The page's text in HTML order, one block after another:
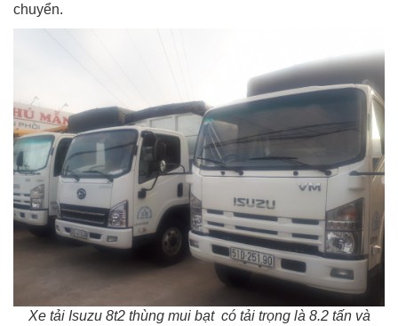
chuyển.
Xe tải Isuzu 8t2 thùng mui bạt có tải trọng là 8.2 tấn và